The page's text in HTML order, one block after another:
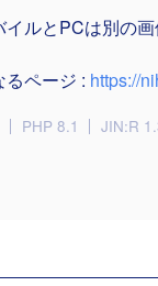
ルとPCは別の画
るページ : https://
PHP 8.1 JIN:R